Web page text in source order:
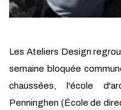
Les Ateliers Design
semaine bloquée
chaussées, l'école
Penninghen (École de